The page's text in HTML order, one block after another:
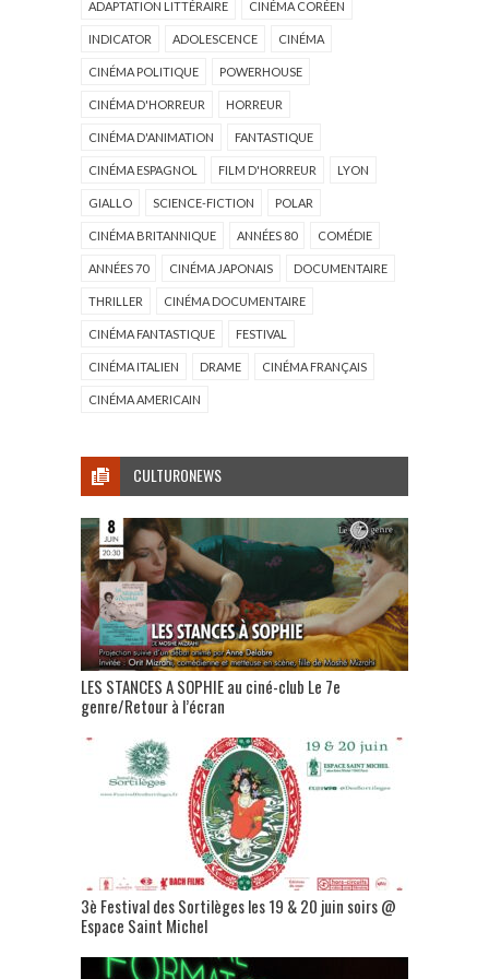
ADAPTATION LITTÉRAIRE CINÉMA CORÉEN
INDICATOR ADOLESCENCE CINÉMA
CINÉMA POLITIQUE POWERHOUSE
CINÉMA D'HORREUR HORREUR
CINÉMA D'ANIMATION FANTASTIQUE
CINÉMA ESPAGNOL FILM D'HORREUR LYON
GIALLO SCIENCE-FICTION POLAR
CINÉMA BRITANNIQUE ANNÉES 80 COMÉDIE
ANNÉES 70 CINÉMA JAPONAIS DOCUMENTAIRE
THRILLER CINÉMA DOCUMENTAIRE
CINÉMA FANTASTIQUE FESTIVAL
CINÉMA ITALIEN DRAME CINÉMA FRANÇAIS
CINÉMA AMERICAIN
CULTURONEWS
LES STANCES A SOPHIE au ciné-club Le 7e
genre/Retour à l’écran
3è Festival des Sortilèges les 19 & 20 juin soirs @
Espace Saint Michel